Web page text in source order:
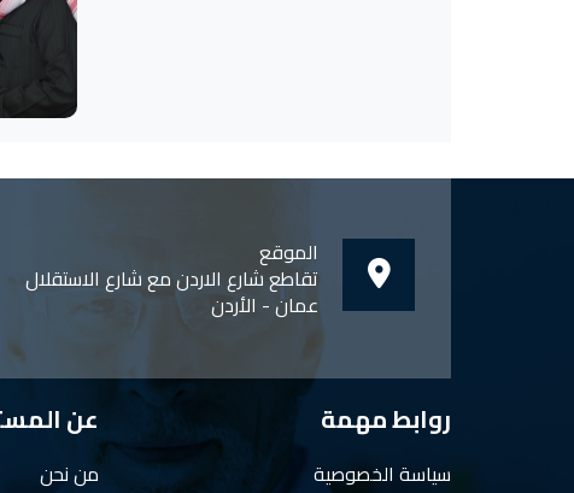
الموقع
تقاطع شارع الاردن مع شارع الاستقلال
عمان - الأردن
روابط مهمة
سياسة الخصوصية
عن
من نحن